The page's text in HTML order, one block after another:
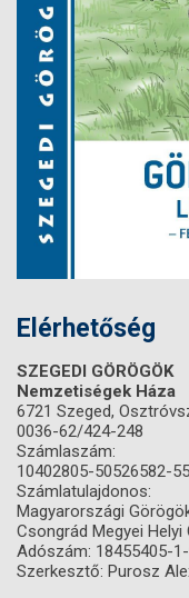
Elérhetőség
SZEGEDI GÖRÖGÖK
Nemzetiségek Háza
6721 Szeged,
0036-62/424-248
Számlaszám:
10402805-50526582-
Számlatulajdonos:
Magyarországi
Csongrád Megyei
Adószám: 18455405-
Szerkesztő: Purosz